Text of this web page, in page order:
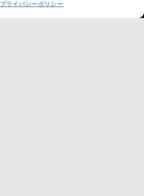
プライバシーポリシー